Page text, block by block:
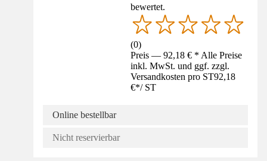
bewertet.
(0)
Preis — 92,18 € * Alle Preise
inkl. MwSt. und ggf. zzgl.
Versandkosten pro ST92,18
€*/ ST
Online bestellbar
Nicht reservierbar